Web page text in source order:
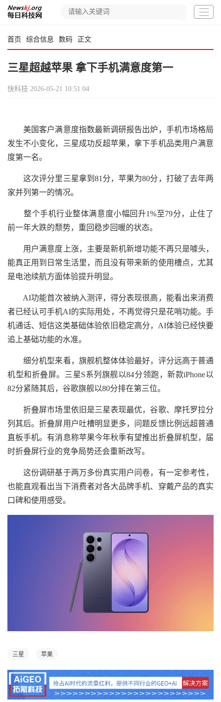
首页 综合信息 数码 正文
三星超越苹果 拿下手机满意度第一
快科技 2026-05-21 10:51:04
美国客户满意度指数最新调研报告出炉，手机市场格局
发生不小变化，三星成功反超苹果，拿下手机品类用户满意
度第一名。
这次评分里三星拿到81分，苹果为80分，打破了去年两
家并列第一的情况。
整个手机行业整体满意度小幅回升1%至79分，止住了
前一年大跌的颓势，重回稳步回暖的状态。
用户满意度上涨，主要是新机新增功能不再只是噱头，
能真正用到日常生活里，而且没有带来新的使用槽点，尤其
是电池续航方面体验提升明显。
AI功能首次被纳入测评，得分表现很高，能看出来消费
者已经认可手机AI的实际用处，不再觉得只是花哨功能。手
机通话、短信这类基础体验依旧稳定高分，AI体验已经快要
追上基础功能的水准。
细分机型来看，旗舰机整体体验最好，评分远高于普通
机型和折叠屏。三星S系列旗舰以84分领跑，新款iPhone以
82分紧随其后，谷歌旗舰以80分排在第三位。
折叠屏市场里依旧是三星表现最优，谷歌、摩托罗拉分
列其后。折叠屏用户吐槽明显更多，问题反馈比例远超普通
直板手机。有消息称苹果今年秋季有望推出折叠屏机型，届
时折叠屏行业的竞争局势还会重新改写。
这份调研基于两万多份真实用户问卷，有一定参考性，
也能直观看出当下消费者对各大品牌手机、穿戴产品的真实
口碑和使用感受。
三星 苹果